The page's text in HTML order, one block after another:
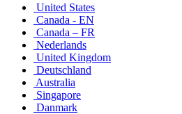
United States
Canada - EN
Canada – FR
Nederlands
United Kingdom
Deutschland
Australia
Singapore
Danmark